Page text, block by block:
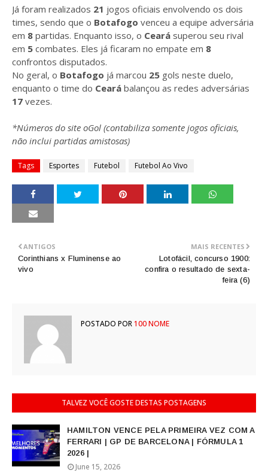
Já foram realizados 21 jogos oficiais envolvendo os dois
times, sendo que o Botafogo venceu a equipe adversária
em 8 partidas. Enquanto isso, o Ceará superou seu rival
em 5 combates. Eles já ficaram no empate em 8
confrontos disputados.
No geral, o Botafogo já marcou 25 gols neste duelo,
enquanto o time do Ceará balançou as redes adversárias
17 vezes.
*Números do site oGol (contabiliza somente jogos oficiais,
não inclui partidas amistosas)
Tags Esportes Futebol Futebol Ao Vivo
MAIS RECENTES
Lotofácil, concurso 1900:
confira o resultado de sexta-
feira (6)
ANTIGOS
Corinthians x Fluminense ao
vivo
POSTADO POR100 NOME
TALVEZ VOCÊ GOSTE DESTAS POSTAGENS
HAMILTON VENCE PELA PRIMEIRA VEZ COM A
FERRARI | GP DE BARCELONA | FÓRMULA 1
2026 |
June 15, 2026